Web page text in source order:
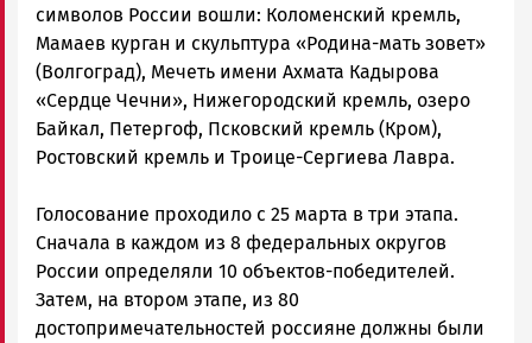
|
Петрозаводск
ГОВОРИТ
символов России вошли: Коломенский кремль,
Мамаев курган и скульптура «Родина-мать зовет»
(Волгоград), Мечеть имени Ахмата Кадырова
«Сердце Чечни», Нижегородский кремль, озеро
Байкал, Петергоф, Псковский кремль (Кром),
Ростовский кремль и Троице-Сергиева Лавра.
Голосование проходило с 25 марта в три этапа.
Сначала в каждом из 8 федеральных округов
России определяли 10 объектов-победителей.
Затем, на втором этапе, из 80
достопримечательностей россияне должны были